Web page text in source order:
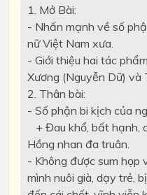
1. Mở Bài:
- Nhấn mạnh về số
nữ Việt Nam xưa.
- Giới thiệu hai tác
Xương (Nguyễn Dữ) và
2. Thân bài:
- Số phận bi kịch của
+ Đau khổ, bất hạnh,
Hồng nhan đa truân.
- Không được sum họp
mình nuôi già, dạy trẻ,